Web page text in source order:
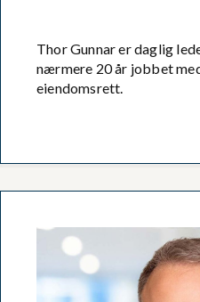
Thor Gunnar er daglig
nærmere 20 år jobbet
eiendomsrett.